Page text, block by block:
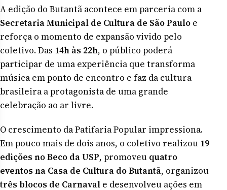
A edição do Butantã acontece em parceria com a
Secretaria Municipal de Cultura de São Paulo e
reforça o momento de expansão vivido pelo
coletivo. Das 14h às 22h, o público poderá
participar de uma experiência que transforma
música em ponto de encontro e faz da cultura
brasileira a protagonista de uma grande
celebração ao ar livre.
O crescimento da Patifaria Popular impressiona.
Em pouco mais de dois anos, o coletivo realizou 19
edições no Beco da USP, promoveu quatro
eventos na Casa de Cultura do Butantã, organizou
três blocos de Carnaval e desenvolveu ações em